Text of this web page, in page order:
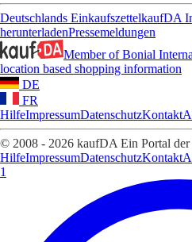
Deutschlands EinkaufszettelkaufDA
herunterladenPressemeldungen
Member of Bonial
location based shopping information
DE
FR
HilfeImpressumDatenschutzKontakt
© 2008 - 2026 kaufDA Ein Portal
HilfeImpressumDatenschutzKontakt
1